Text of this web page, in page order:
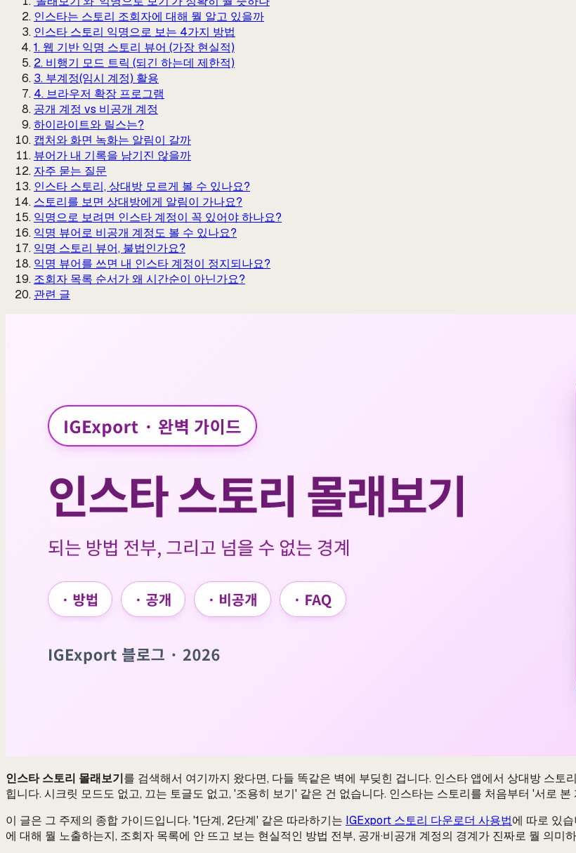
인스타는 스토리 조회자에 대해 뭘 알고 있을까
인스타 스토리 익명으로 보는 4가지 방법
1. 웹 기반 익명 스토리 뷰어 (가장 현실적)
2. 비행기 모드 트릭 (되긴 하는데 제한적)
3. 부계정(임시 계정) 활용
4. 브라우저 확장 프로그램
공개 계정 vs 비공개 계정
하이라이트와 릴스는?
캡처와 화면 녹화는 알림이 갈까
뷰어가 내 기록을 남기진 않을까
자주 묻는 질문
인스타 스토리, 상대방 모르게 볼 수 있나요?
스토리를 보면 상대방에게 알림이 가나요?
익명으로 보려면 인스타 계정이 꼭 있어야 하나요?
익명 뷰어로 비공개 계정도 볼 수 있나요?
익명 스토리 뷰어, 불법인가요?
익명 뷰어를 쓰면 내 인스타 계정이 정지되나요?
조회자 목록 순서가 왜 시간순이 아닌가요?
관련 글
인스타 스토리 몰래보기를 검색해서 여기까지 왔다면, 다들 똑같은 벽에 부딪힌 겁니다. 인스타 앱에서 상대방 스토
힙니다. 시크릿 모드도 없고, 끄는 토글도 없고, '조용히 보기' 같은 건 없습니다. 인스타는 스토리를 처음부터 '서로
이 글은 그 주제의 종합 가이드입니다. '1단계, 2단계' 같은 따라하기는 IGExport 스토리 다운로더 사용법에 따로 있
에 대해 뭘 노출하는지, 조회자 목록에 안 뜨고 보는 현실적인 방법 전부, 공개·비공개 계정의 경계가 진짜로 뭘 의